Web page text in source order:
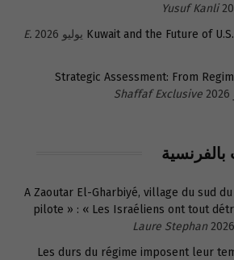
Yusuf Kanli
Kuwait and the Future of
E.
Strategic Assessment: From
Shaffaf Exclusive
بالفرنسية
A Zaoutar El-Gharbiyé, village du sud
pilote » : « Les Israéliens ont tout
Laure Stephan
Les durs du régime imposent leur